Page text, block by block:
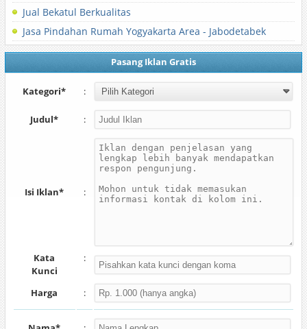
Jual Bekatul Berkualitas
Jasa Pindahan Rumah Yogyakarta Area - Jabodetabek
Pasang Iklan Gratis
Kategori* :
Judul* :
Isi Iklan* :
Kata
Kunci
:
Harga :